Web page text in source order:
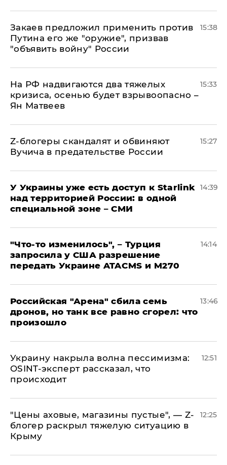
Закаев предложил применить против
Путина его же "оружие", призвав
"объявить войну" России
15:38
На РФ надвигаются два тяжелых
кризиса, осенью будет взрывоопасно –
Ян Матвеев
15:33
Z-блогеры скандалят и обвиняют
Вучича в предательстве России
15:27
У Украины уже есть доступ к Starlink
над территорией России: в одной
специальной зоне – СМИ
14:39
​"Что-то изменилось", – Турция
запросила у США разрешение
передать Украине ATACMS и M270
14:14
​Российская "Арена" сбила семь
дронов, но танк все равно сгорел: что
произошло
13:46
​Украину накрыла волна пессимизма:
OSINT-эксперт рассказал, что
происходит
12:51
​"Цены аховые, магазины пустые", — Z-
блогер раскрыл тяжелую ситуацию в
Крыму
12:25